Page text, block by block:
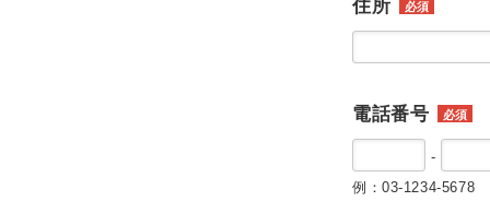
住所 必須
電話番号 必須
-
例：03-1234-5678